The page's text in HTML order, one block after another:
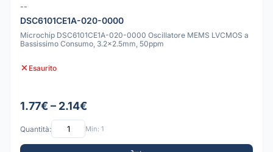
--
DSC6101CE1A-020-0000
Microchip DSC6101CE1A-020-0000 Oscillatore MEMS LVCMOS a
Bassissimo Consumo, 3.2x2.5mm, 50ppm
Esaurito
1.77€ – 2.14€
Quantità: Min: 1